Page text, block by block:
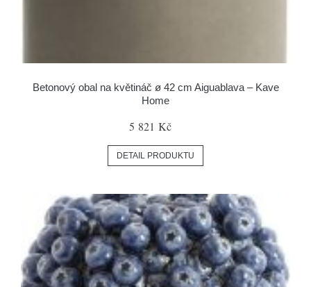
Betonový obal na květináč ø 42 cm Aiguablava – Kave
Home
5 821 Kč
DETAIL PRODUKTU